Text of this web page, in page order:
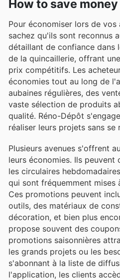
How to save
Pour économiser lors de
sachez qu'ils sont reconnus
détaillant de confiance dans
de la quincaillerie, offrant
prix compétitifs. Les
économies tout au long de
aubaines régulières, des
vaste sélection de produits
qualité. Réno-Dépôt
réaliser leurs projets sans se
Plusieurs avenues s'offrent
leurs économies. Ils peuvent
les circulaires
qui sont fréquemment mises
Ces promotions peuvent
outils, des matériaux de
décoration, et bien plus
propose souvent des
promotions saisonnières
les grands projets ou les
s'abonnant à la liste de
l'application, les clients